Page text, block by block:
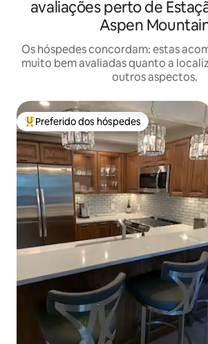
avaliações perto de
Aspen
Os hóspedes concordam: estas
muito bem avaliadas quanto a
outros aspectos.
Entre os melhores preferidos dos
Preferido dos hóspedes